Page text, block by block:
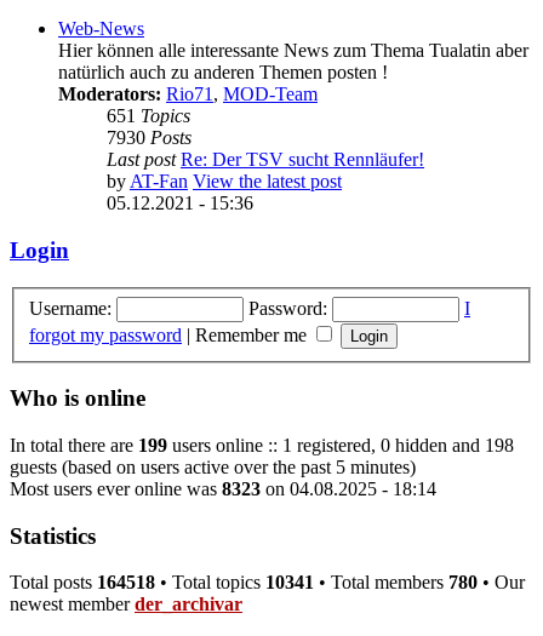
Web-News
Hier können alle interessante News zum Thema Tualatin aber
natürlich auch zu anderen Themen posten !
Moderators: Rio71, MOD-Team
651 Topics
7930 Posts
Last post Re: Der TSV sucht Rennläufer!
byAT-Fan View the latest post
05.12.2021 - 15:36
Login
Username: Password:
I
forgot my password | Remember me
Who is online
In total there are 199 users online :: 1 registered, 0 hidden and 198
guests (based on users active over the past 5 minutes)
Most users ever online was 8323 on 04.08.2025 - 18:14
Statistics
Total posts 164518 • Total topics 10341 • Total members 780 • Our
newest memberder_archivar